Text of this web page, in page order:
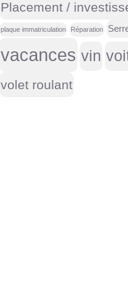
Placement /
plaque immatriculation Réparation
vacances vin
volet roulant